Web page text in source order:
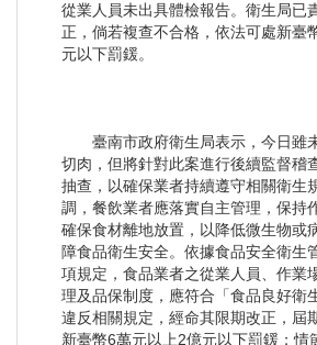
從業人員未出具體檢報告。衛生局已
正，倘若複查不合格，依法可處新臺
元以下罰鍰。
臺南市政府衛生局表示，今日雖
切肉，但將針對此案進行後續監督稽
抽查，以確保業者持續遵守相關衛生
調，餐飲業者應落實自主管理，保持
確保食材離地放置，以降低微生物或
障食品衛生安全。依據食品安全衛生
項規定，食品業者之從業人員、作業
理及品保制度，應符合「食品良好衛
違反相關規定，經命其限期改正，屆
新臺幣6萬元以上2億元以下罰鍰；情